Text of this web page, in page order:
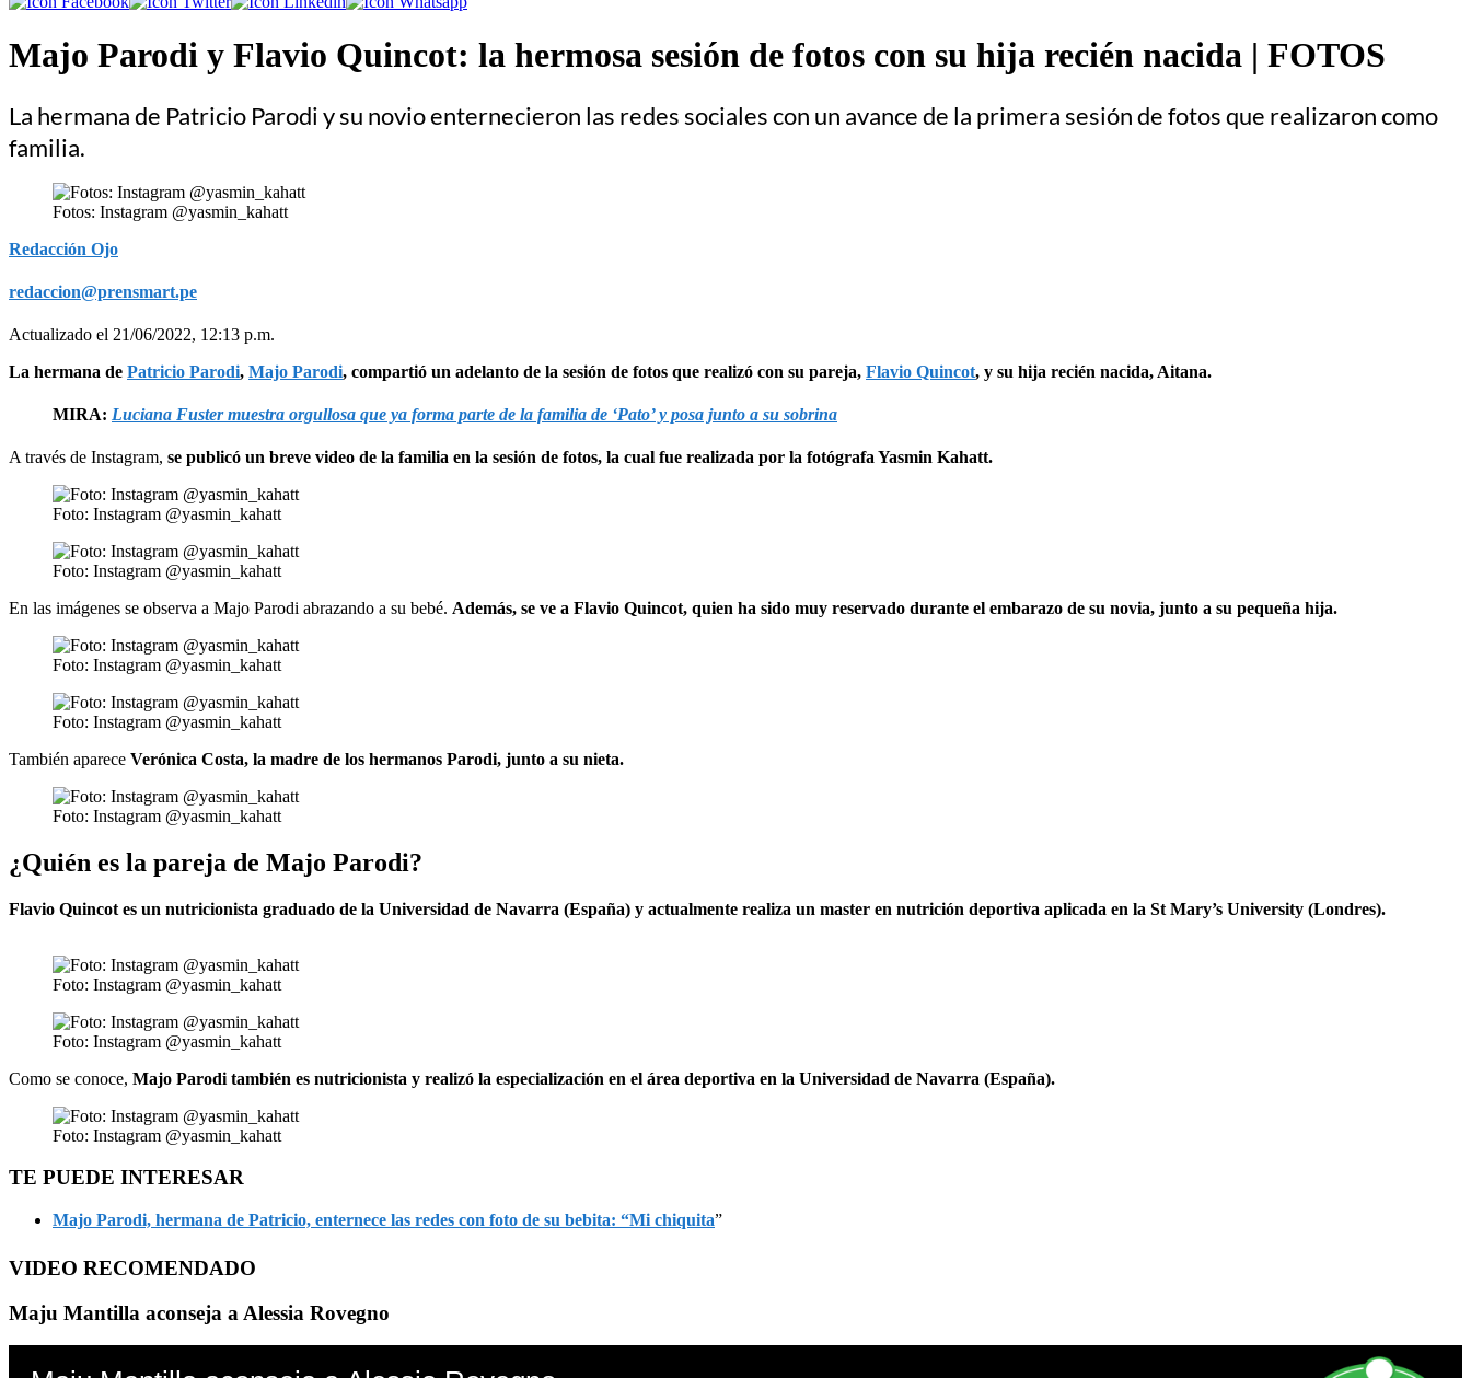
Majo Parodi y Flavio Quincot: la hermosa sesión de fotos con su hija recién nacida | FOTOS
La hermana de Patricio Parodi y su novio enternecieron las redes sociales con un avance de la primera sesión de fotos que realizaron como
familia.
Fotos: Instagram @yasmin_kahatt
Redacción Ojo
redaccion@prensmart.pe
Actualizado el 21/06/2022, 12:13 p.m.
La hermana de Patricio Parodi, Majo Parodi, compartió un adelanto de la sesión de fotos que realizó con su pareja, Flavio Quincot, y su hija recién nacida, Aitana.
MIRA: Luciana Fuster muestra orgullosa que ya forma parte de la familia de ‘Pato’ y posa junto a su sobrina
A través de Instagram, se publicó un breve video de la familia en la sesión de fotos, la cual fue realizada por la fotógrafa Yasmin Kahatt.
Foto: Instagram @yasmin_kahatt
Foto: Instagram @yasmin_kahatt
En las imágenes se observa a Majo Parodi abrazando a su bebé. Además, se ve a Flavio Quincot, quien ha sido muy reservado durante el embarazo de su novia, junto a su pequeña hija.
Foto: Instagram @yasmin_kahatt
Foto: Instagram @yasmin_kahatt
También aparece Verónica Costa, la madre de los hermanos Parodi, junto a su nieta.
Foto: Instagram @yasmin_kahatt
¿Quién es la pareja de Majo Parodi?
Flavio Quincot es un nutricionista graduado de la Universidad de Navarra (España) y actualmente realiza un master en nutrición deportiva aplicada en la St Mary’s University (Londres).
Foto: Instagram @yasmin_kahatt
Foto: Instagram @yasmin_kahatt
Como se conoce, Majo Parodi también es nutricionista y realizó la especialización en el área deportiva en la Universidad de Navarra (España).
Foto: Instagram @yasmin_kahatt
TE PUEDE INTERESAR
Majo Parodi, hermana de Patricio, enternece las redes con foto de su bebita: “Mi chiquita”
VIDEO RECOMENDADO
Maju Mantilla aconseja a Alessia Rovegno